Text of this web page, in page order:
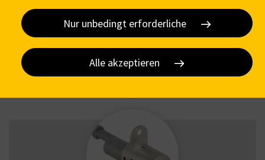
DOM 33951W1
"Alle akzeptieren" klicken und damit diesen optionalen
Verarbeitungen und Datenweitergaben zustimmen. Sie können Ihre
Einwilligung jederzeit mit Wirkung für die Zukunft widerrufen oder
ändern, indem Sie aufCookie-Einstellungenklicken. Weitere Details
zur Datenverarbeitung - auch durch Drittanbieter - finden Sie unter
Datenschutz
. Hier gelangen Sie zu unserem Impressum
Nur unbedingt erforderliche
Alle akzeptieren